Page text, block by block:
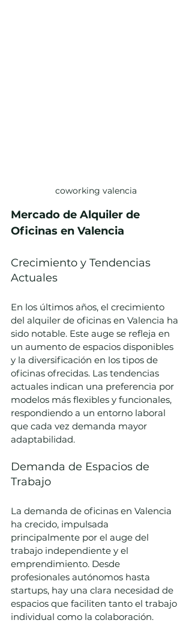
coworking valencia
Mercado de Alquiler de
Oficinas en Valencia
Crecimiento y Tendencias
Actuales
En los últimos años, el crecimiento
del alquiler de oficinas en Valencia ha
sido notable. Este auge se refleja en
un aumento de espacios disponibles
y la diversificación en los tipos de
oficinas ofrecidas. Las tendencias
actuales indican una preferencia por
modelos más flexibles y funcionales,
respondiendo a un entorno laboral
que cada vez demanda mayor
adaptabilidad.
Demanda de Espacios de
Trabajo
La demanda de oficinas en Valencia
ha crecido, impulsada
principalmente por el auge del
trabajo independiente y el
emprendimiento. Desde
profesionales autónomos hasta
startups, hay una clara necesidad de
espacios que faciliten tanto el trabajo
individual como la colaboración.